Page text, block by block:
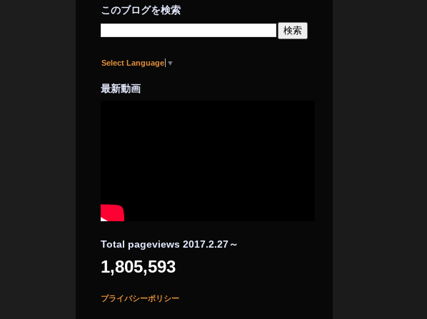
このブログを検索
Select Language ▼
最新動画
Total pageviews 2017.2.27～
1,805,593
プライバシーポリシー